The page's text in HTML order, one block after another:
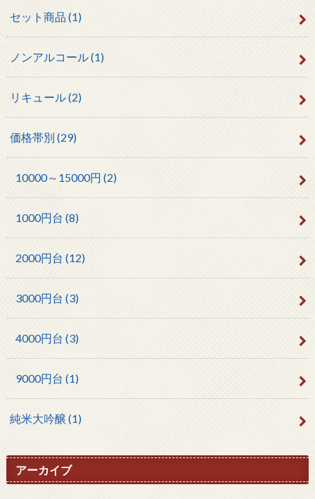
セット商品 (1)
ノンアルコール(1)
リキュール(2)
価格帯別 (29)
10000～15000円 (2)
1000円台 (8)
2000円台 (12)
3000円台 (3)
4000円台 (3)
9000円台 (1)
純米大吟醸 (1)
アーカイブ